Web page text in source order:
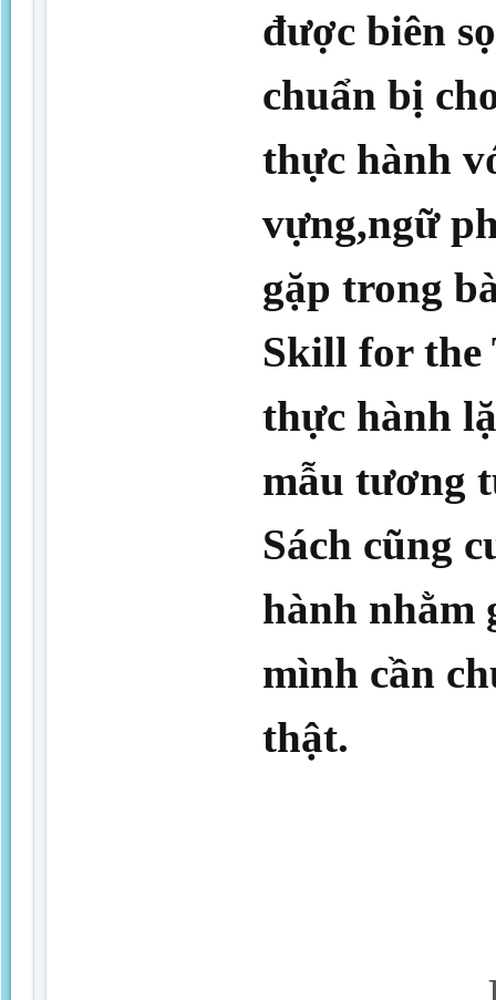
được biên
chuẩn bị
thực hành
vựng,ngữ
gặp trong
Skill for the
thực hành
mẫu tương
Sách cũng
hành nhằm
mình cần
thật.